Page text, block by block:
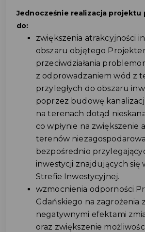
Jednocześnie realizacja projektu
do:
zwiększenia atrakcyjności
obszaru objętego
przeciwdziałania
z odprowadzaniem wód z
przyległych do obszaru
poprzez budowę
na terenach dotąd
co wpłynie na zwiększenie
terenów
bezpośrednio
inwestycji znajdujących się
Strefie Inwestycyjnej.
wzmocnienia odporności
Gdańskiego na zagrożenia
negatywnymi efektami
oraz zwiększenie